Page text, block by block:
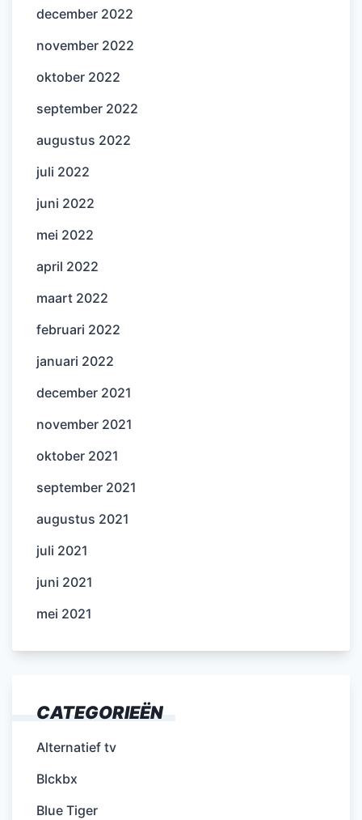
december 2022
november 2022
oktober 2022
september 2022
augustus 2022
juli 2022
juni 2022
mei 2022
april 2022
maart 2022
februari 2022
januari 2022
december 2021
november 2021
oktober 2021
september 2021
augustus 2021
juli 2021
juni 2021
mei 2021
CATEGORIEËN
Alternatief tv
Blckbx
Blue Tiger